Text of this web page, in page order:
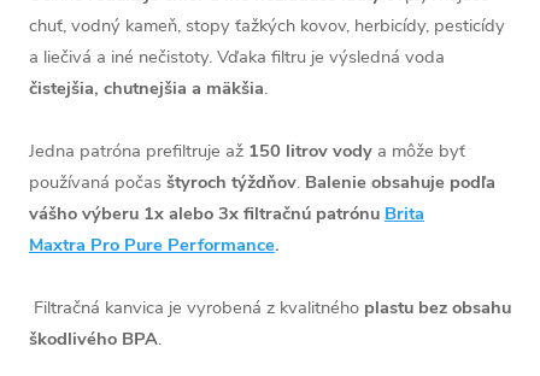
chuť, vodný kameň, stopy ťažkých kovov, herbicídy, pesticídy
a liečivá a iné nečistoty. Vďaka filtru je výsledná voda
čistejšia, chutnejšia a mäkšia.
Jedna patróna prefiltruje až 150 litrov vody a môže byť
používaná počas štyroch týždňov. Balenie obsahuje podľa
vášho výberu 1x alebo 3x filtračnú patrónu Brita
Maxtra Pro Pure Performance.
Filtračná kanvica je vyrobená z kvalitného plastu bez obsahu
škodlivého BPA.